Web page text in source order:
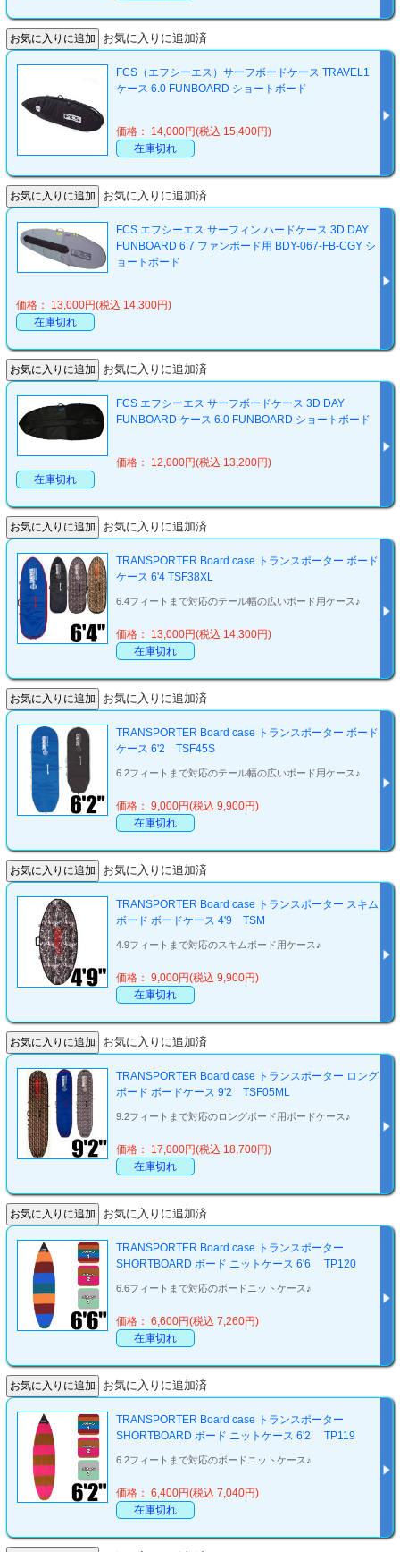
お気に入りに追加済
FCS（エフシーエス）サーフボードケース TRAVEL1
ケース 6.0 FUNBOARD ショートボード
価格： 14,000円(税込 15,400円)
在庫切れ
お気に入りに追加済
FCS エフシーエス サーフィン ハードケース 3D DAY
FUNBOARD 6’7 ファンボード用 BDY-067-FB-CGY シ
ョートボード
価格： 13,000円(税込 14,300円)
在庫切れ
お気に入りに追加済
FCS エフシーエス サーフボードケース 3D DAY
FUNBOARD ケース 6.0 FUNBOARD ショートボード
価格： 12,000円(税込 13,200円)
在庫切れ
お気に入りに追加済
TRANSPORTER Board case トランスポーター ボード
ケース 6'4 TSF38XL
6.4フィートまで対応のテール幅の広いボード用ケース♪
価格： 13,000円(税込 14,300円)
在庫切れ
お気に入りに追加済
TRANSPORTER Board case トランスポーター ボード
ケース 6'2 TSF45S
6.2フィートまで対応のテール幅の広いボード用ケース♪
価格： 9,000円(税込 9,900円)
在庫切れ
お気に入りに追加済
TRANSPORTER Board case トランスポーター スキム
ボード ボードケース 4'9 TSM
4.9フィートまで対応のスキムボード用ケース♪
価格： 9,000円(税込 9,900円)
在庫切れ
お気に入りに追加済
TRANSPORTER Board case トランスポーター ロング
ボード ボードケース 9'2 TSF05ML
9.2フィートまで対応のロングボード用ボードケース♪
価格： 17,000円(税込 18,700円)
在庫切れ
お気に入りに追加済
TRANSPORTER Board case トランスポーター
SHORTBOARD ボード ニットケース 6'6 TP120
6.6フィートまで対応のボードニットケース♪
価格： 6,600円(税込 7,260円)
在庫切れ
お気に入りに追加済
TRANSPORTER Board case トランスポーター
SHORTBOARD ボード ニットケース 6'2 TP119
6.2フィートまで対応のボードニットケース♪
価格： 6,400円(税込 7,040円)
在庫切れ